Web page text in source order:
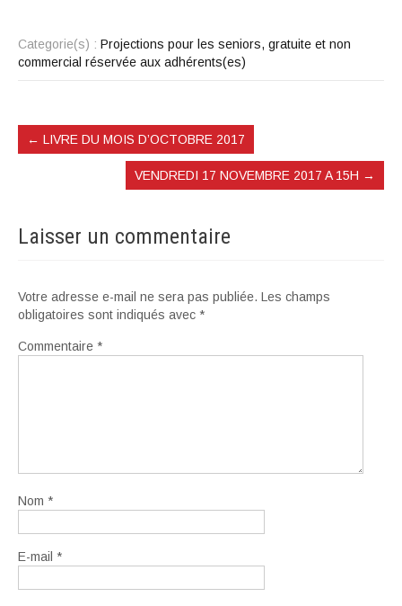
Categorie(s) : Projections pour les seniors, gratuite et non
commercial réservée aux adhérents(es)
← LIVRE DU MOIS D’OCTOBRE 2017
VENDREDI 17 NOVEMBRE 2017 A 15H →
Laisser un commentaire
Votre adresse e-mail ne sera pas publiée. Les champs
obligatoires sont indiqués avec *
Commentaire *
Nom *
E-mail *